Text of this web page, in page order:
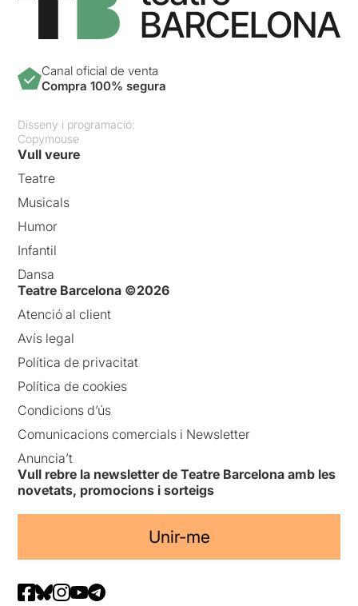
Canal oficial de venta
Compra 100% segura
Disseny i programació:
Copymouse
Vull veure
Teatre
Musicals
Humor
Infantil
Dansa
Teatre Barcelona ©2026
Atenció al client
Avís legal
Política de privacitat
Política de cookies
Condicions d’ús
Comunicacions comercials i Newsletter
Anuncia’t
Vull rebre la newsletter de Teatre Barcelona amb les
novetats, promocions i sorteigs
Unir-me